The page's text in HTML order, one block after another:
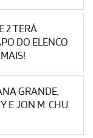
2 TERÁ
DO ELENCO
GRANDE,
E JON M. CHU